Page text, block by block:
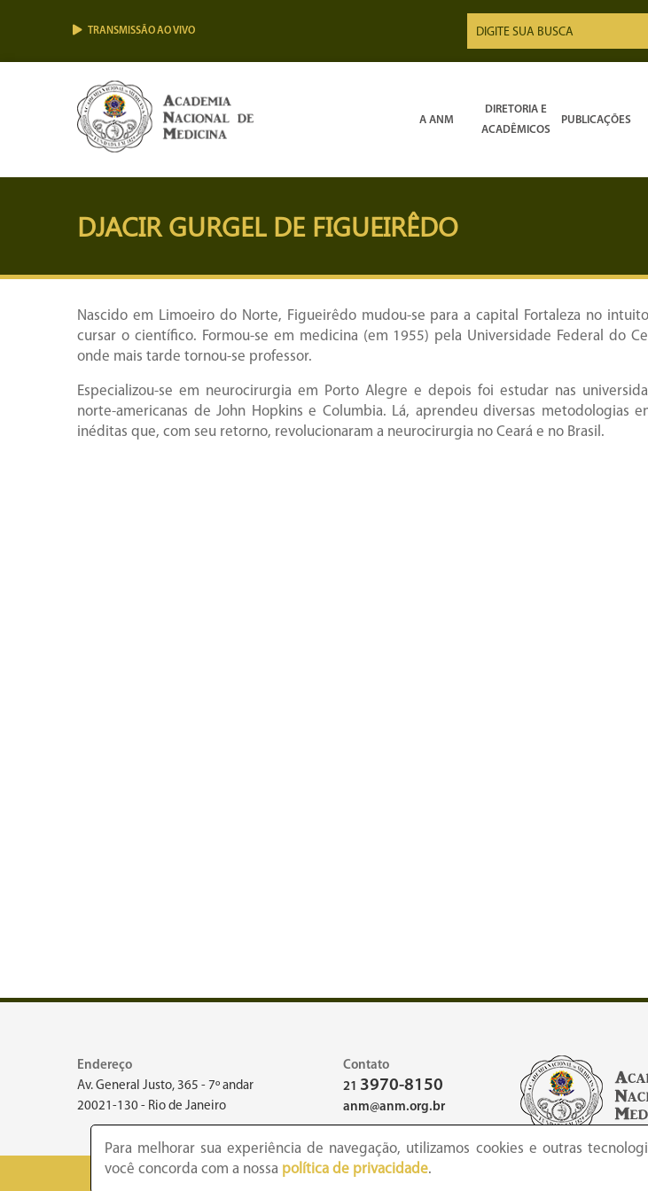
TRANSMISSÃO AO VIVO
A ANM
DIRETORIA E
ACADÊMICOS
PUBLICAÇÕES
DJACIR GURGEL DE FIGUEIRÊDO
Nascido em Limoeiro do Norte, Figueirêdo mudou-se para a capital Fortaleza no
cursar o científico. Formou-se em medicina (em 1955) pela Universidade Federal do
onde mais tarde tornou-se professor.
Especializou-se em neurocirurgia em Porto Alegre e depois foi estudar nas
norte-americanas de John Hopkins e Columbia. Lá, aprendeu diversas metodologias
inéditas que, com seu retorno, revolucionaram a neurocirurgia no Ceará e no Brasil.
Endereço
Av. General Justo, 365 - 7º andar
20021-130 - Rio de Janeiro
Contato
21 3970-8150
anm@anm.org.br
Para melhorar sua experiência de navegação, utilizamos cookies e outras
você concorda com a nossa política de privacidade.